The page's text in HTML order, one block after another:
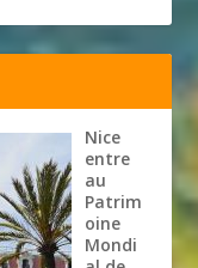
Nice
entre
au
Patrim
oine
Mondi